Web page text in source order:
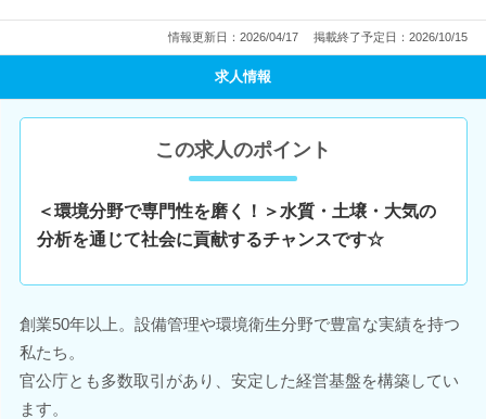
情報更新日：2026/04/17 掲載終了予定日：2026/10/15
求人情報
この求人のポイント
＜環境分野で専門性を磨く！＞水質・土壌・大気の
分析を通じて社会に貢献するチャンスです☆
創業50年以上。設備管理や環境衛生分野で豊富な実績を持つ
私たち。
官公庁とも多数取引があり、安定した経営基盤を構築してい
ます。